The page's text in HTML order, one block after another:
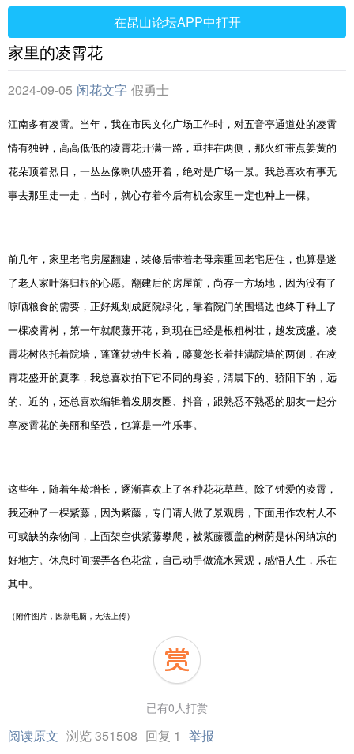
在昆山论坛APP中打开
家里的凌霄花
2024-09-05 闲花文字 假勇士
江南多有凌霄。当年，我在市民文化广场工作时，对五音亭通道处的凌霄
情有独钟，高高低低的凌霄花开满一路，垂挂在两侧，那火红带点姜黄的
花朵顶着烈日，一丛丛像喇叭盛开着，绝对是广场一景。我总喜欢有事无
事去那里走一走，当时，就心存着今后有机会家里一定也种上一棵。
前几年，家里老宅房屋翻建，装修后带着老母亲重回老宅居住，也算是遂
了老人家叶落归根的心愿。翻建后的房屋前，尚存一方场地，因为没有了
晾晒粮食的需要，正好规划成庭院绿化，靠着院门的围墙边也终于种上了
一棵凌霄树，第一年就爬藤开花，到现在已经是根粗树壮，越发茂盛。凌
霄花树依托着院墙，蓬蓬勃勃生长着，藤蔓悠长着挂满院墙的两侧，在凌
霄花盛开的夏季，我总喜欢拍下它不同的身姿，清晨下的、骄阳下的，远
的、近的，还总喜欢编辑着发朋友圈、抖音，跟熟悉不熟悉的朋友一起分
享凌霄花的美丽和坚强，也算是一件乐事。
这些年，随着年龄增长，逐渐喜欢上了各种花花草草。除了钟爱的凌霄，
我还种了一棵紫藤，因为紫藤，专门请人做了景观房，下面用作农村人不
可或缺的杂物间，上面架空供紫藤攀爬，被紫藤覆盖的树荫是休闲纳凉的
好地方。休息时间摆弄各色花盆，自己动手做流水景观，感悟人生，乐在
其中。
（附件图片，因新电脑，无法上传）
已有0人打赏
阅读原文 浏览 351508 回复 1 举报